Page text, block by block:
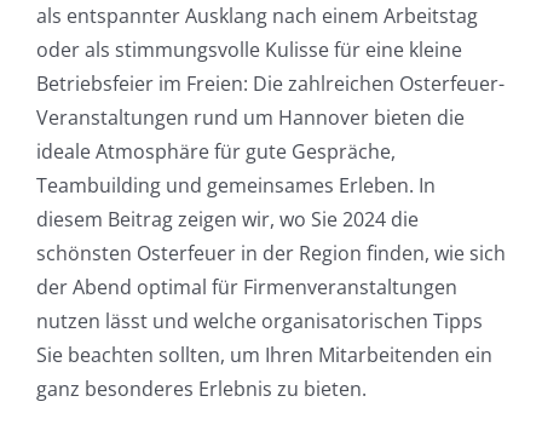
als entspannter Ausklang nach einem Arbeitstag
oder als stimmungsvolle Kulisse für eine kleine
Betriebsfeier im Freien: Die zahlreichen Osterfeuer-
Veranstaltungen rund um Hannover bieten die
ideale Atmosphäre für gute Gespräche,
Teambuilding und gemeinsames Erleben. In
diesem Beitrag zeigen wir, wo Sie 2024 die
schönsten Osterfeuer in der Region finden, wie sich
der Abend optimal für Firmenveranstaltungen
nutzen lässt und welche organisatorischen Tipps
Sie beachten sollten, um Ihren Mitarbeitenden ein
ganz besonderes Erlebnis zu bieten.